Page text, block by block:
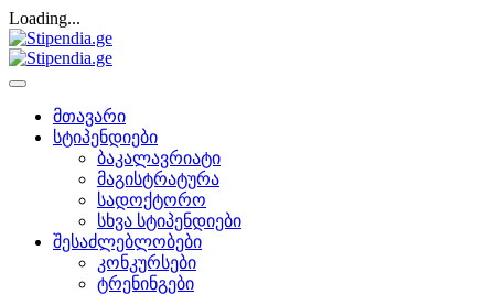
Loading...
მთავარი
სტიპენდიები
ბაკალავრიატი
მაგისტრატურა
სადოქტორო
სხვა სტიპენდიები
შესაძლებლობები
კონკურსები
ტრენინგები